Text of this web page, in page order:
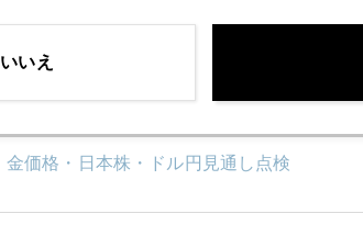
日本の解散スルーして、週末、世界は動いた
金価格・日本株・ドル円見通し点検
いいえ